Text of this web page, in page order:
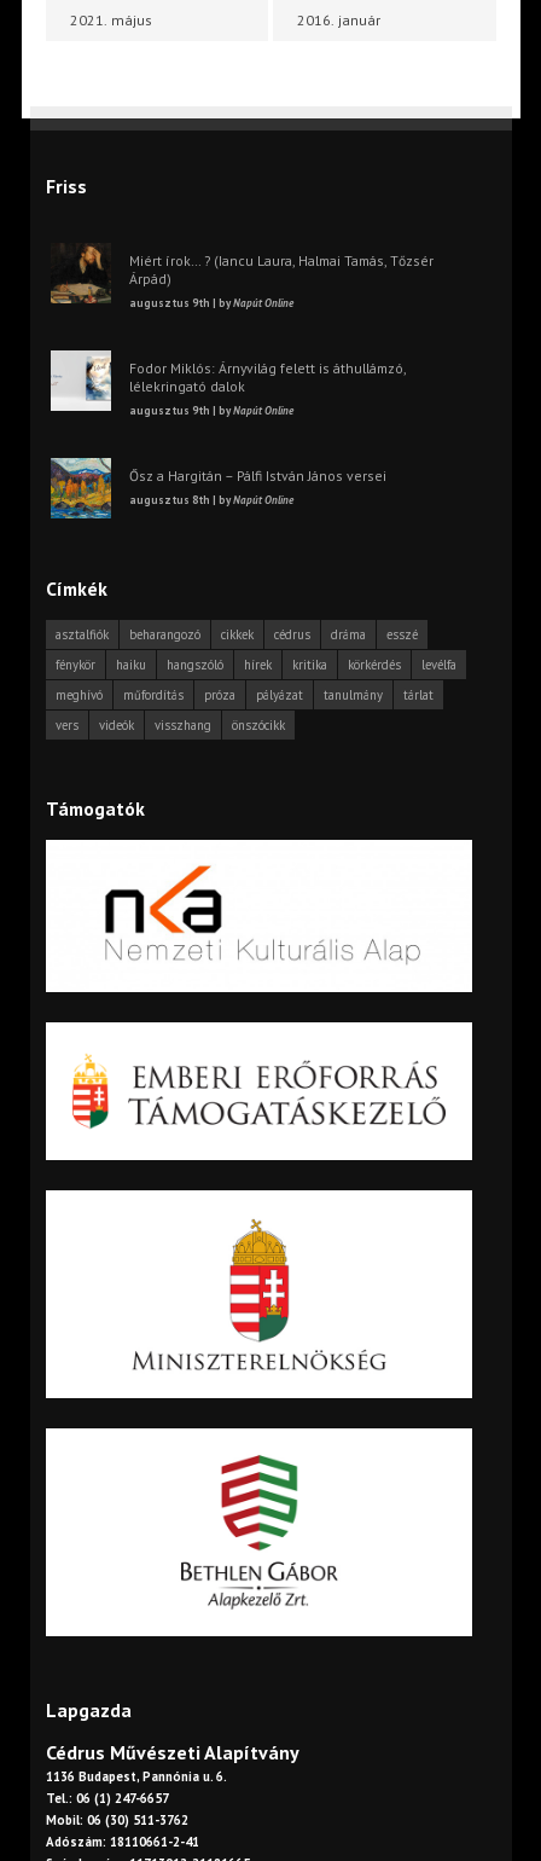
2021. május 2016. január
Friss
Miért írok… ? (Iancu Laura, Halmai Tamás, Tőzsér
Árpád)
augusztus 9th | byNapút Online
Fodor Miklós: Árnyvilág felett is áthullámzó,
lélekringató dalok
augusztus 9th | byNapút Online
Ősz a Hargitán – Pálfi István János versei
augusztus 8th | byNapút Online
Címkék
asztalfiók beharangozó cikkek cédrus dráma
esszé
fénykör
haiku hangszóló hírek kritika körkérdés
levélfa
meghívó
műfordítás próza pályázat tanulmány
tárlat
vers
videók visszhang önszócikk
Támogatók
Lapgazda
Cédrus Művészeti Alapítvány
1136 Budapest, Pannónia u. 6.
Tel.: 06 (1) 247-6657
Mobil: 06 (30) 511-3762
Adószám: 18110661-2-41